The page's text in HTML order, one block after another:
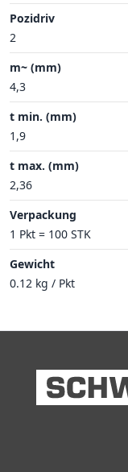
Pozidriv
2
m~ (mm)
4,3
t min. (mm)
1,9
t max. (mm)
2,36
Verpackung
1 Pkt = 100 STK
Gewicht
0.12 kg / Pkt